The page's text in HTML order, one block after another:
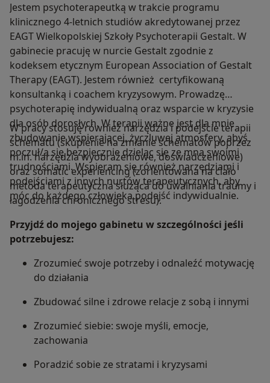
Jestem psychoterapeutką w trakcie programu
klinicznego 4-letnich studiów akredytowanej przez
EAGT Wielkopolskiej Szkoły Psychoterapii Gestalt. W
gabinecie pracuję w nurcie Gestalt zgodnie z
kodeksem etycznym European Association of Gestalt
Therapy (EAGT). Jestem również certyfikowaną
konsultanką i coachem kryzysowym. Prowadzę
psychoterapię indywidualną oraz wsparcie w kryzysie
dla osób dorosłych. W terapii ważne jest dla mnie
zbudowanie wspierającej, życzluwej atmosfery, abyś
poczuł/a się bezpiecznie dzieląc się ze mną swoimi
trudnościami. Wspieram się również narzędziami i
podejściami z innych nurtów terapeutycznych, aby
móc do każdego człowieka podejść indywidualnie.
W pracy stosuję również narzędzia i podejście terapii
schematu (skupienie na zmianie schematów poprzez
m.in. narzędzia wyobrażeniowe, doświadczeniowe)
oraz somatic experiencing (zorientowana na ciało
metoda terapeutyczna służąca do uwalniania traumy i
łagodzenia chronicznego stresu).
Przyjdź do mojego gabinetu w szczególności jeśli
potrzebujesz:
Zrozumieć swoje potrzeby i odnaleźć motywację
do działania
Zbudować silne i zdrowe relacje z sobą i innymi
Zrozumieć siebie: swoje myśli, emocje,
zachowania
Poradzić sobie ze stratami i kryzysami